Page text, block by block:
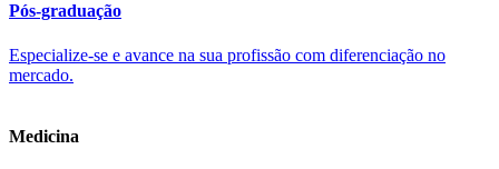
Pós-graduação
Especialize-se e avance na sua profissão com diferenciação no
mercado.
Medicina